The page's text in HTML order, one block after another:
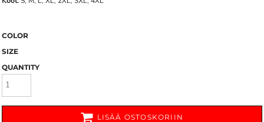
COLOR
SIZE
QUANTITY
LISÄÄ OSTOSKORIIN